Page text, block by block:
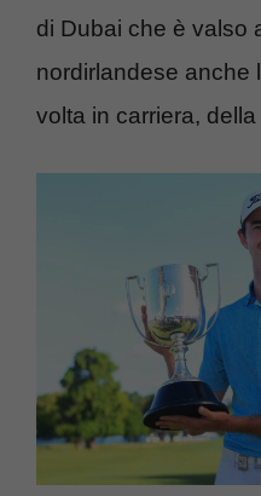
di Dubai che è valso
nordirlandese anche
volta in carriera,